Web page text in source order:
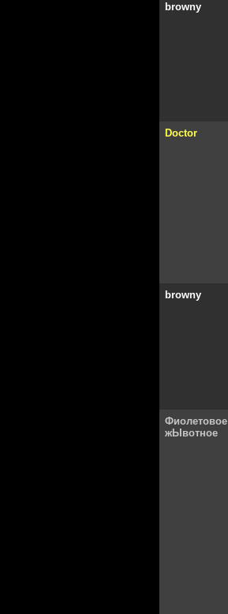
browny
Doctor
browny
Фиолетовое
жЫвотное